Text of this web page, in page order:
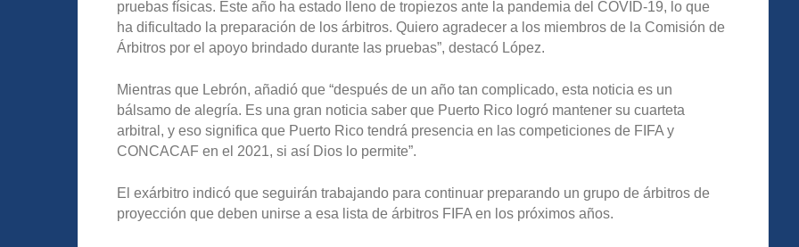
pruebas físicas. Este año ha estado lleno de tropiezos ante la pandemia del COVID-19, lo que
ha dificultado la preparación de los árbitros. Quiero agradecer a los miembros de la Comisión de
Árbitros por el apoyo brindado durante las pruebas”, destacó López.
Mientras que Lebrón, añadió que “después de un año tan complicado, esta noticia es un
bálsamo de alegría. Es una gran noticia saber que Puerto Rico logró mantener su cuarteta
arbitral, y eso significa que Puerto Rico tendrá presencia en las competiciones de FIFA y
CONCACAF en el 2021, si así Dios lo permite”.
El exárbitro indicó que seguirán trabajando para continuar preparando un grupo de árbitros de
proyección que deben unirse a esa lista de árbitros FIFA en los próximos años.